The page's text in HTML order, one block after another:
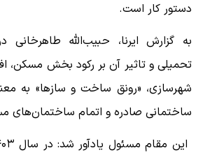
دستور کار است.
به گزارش ایرنا، حبیب‌الله
تحمیلی و تاثیر آن بر رکود بخش مسکن،
شهرسازی، «رونق ساخت و سازها» به
ساختمانی صادره و اتمام ساختمان‌های